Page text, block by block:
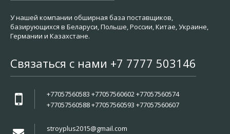
У нашей компании обширная база поставщиков,
базирующихся в Беларуси, Польше, России, Китае, Украине,
Германии и Казахстане.
Связаться с нами +7 7777 503146
+77057560583 +77057560602 +77057560574
+77057560588 +77057560593 +77057560607
stroyplus2015@gmail.com